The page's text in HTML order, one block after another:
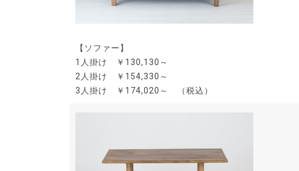
【ソファー】
1人掛け ￥130,130～
2人掛け ￥154,330～
3人掛け ￥174,020～ （税込）